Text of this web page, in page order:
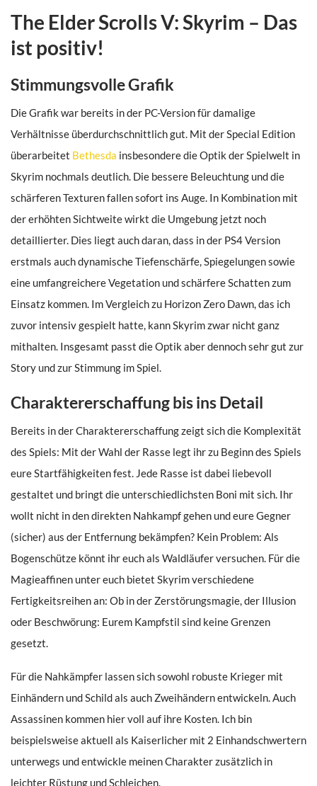
The Elder Scrolls V: Skyrim – Das
ist positiv!
Stimmungsvolle Grafik
Die Grafik war bereits in der PC-Version für damalige
Verhältnisse überdurchschnittlich gut. Mit der Special Edition
überarbeitet Bethesda insbesondere die Optik der Spielwelt in
Skyrim nochmals deutlich. Die bessere Beleuchtung und die
schärferen Texturen fallen sofort ins Auge. In Kombination mit
der erhöhten Sichtweite wirkt die Umgebung jetzt noch
detaillierter. Dies liegt auch daran, dass in der PS4 Version
erstmals auch dynamische Tiefenschärfe, Spiegelungen sowie
eine umfangreichere Vegetation und schärfere Schatten zum
Einsatz kommen. Im Vergleich zu Horizon Zero Dawn, das ich
zuvor intensiv gespielt hatte, kann Skyrim zwar nicht ganz
mithalten. Insgesamt passt die Optik aber dennoch sehr gut zur
Story und zur Stimmung im Spiel.
Charaktererschaffung bis ins Detail
Bereits in der Charaktererschaffung zeigt sich die Komplexität
des Spiels: Mit der Wahl der Rasse legt ihr zu Beginn des Spiels
eure Startfähigkeiten fest. Jede Rasse ist dabei liebevoll
gestaltet und bringt die unterschiedlichsten Boni mit sich. Ihr
wollt nicht in den direkten Nahkampf gehen und eure Gegner
(sicher) aus der Entfernung bekämpfen? Kein Problem: Als
Bogenschütze könnt ihr euch als Waldläufer versuchen. Für die
Magieaffinen unter euch bietet Skyrim verschiedene
Fertigkeitsreihen an: Ob in der Zerstörungsmagie, der Illusion
oder Beschwörung: Eurem Kampfstil sind keine Grenzen
gesetzt.
Für die Nahkämpfer lassen sich sowohl robuste Krieger mit
Einhändern und Schild als auch Zweihändern entwickeln. Auch
Assassinen kommen hier voll auf ihre Kosten. Ich bin
beispielsweise aktuell als Kaiserlicher mit 2 Einhandschwertern
unterwegs und entwickle meinen Charakter zusätzlich in
leichter Rüstung und Schleichen.